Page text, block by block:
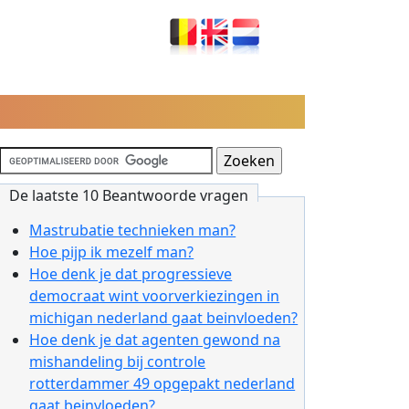
De laatste 10 Beantwoorde vragen
Mastrubatie technieken man?
Hoe pijp ik mezelf man?
Hoe denk je dat progressieve
democraat wint voorverkiezingen in
michigan nederland gaat beinvloeden?
Hoe denk je dat agenten gewond na
mishandeling bij controle
rotterdammer 49 opgepakt nederland